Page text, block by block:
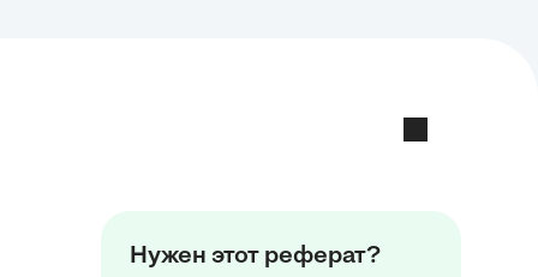
Нужен этот реферат?